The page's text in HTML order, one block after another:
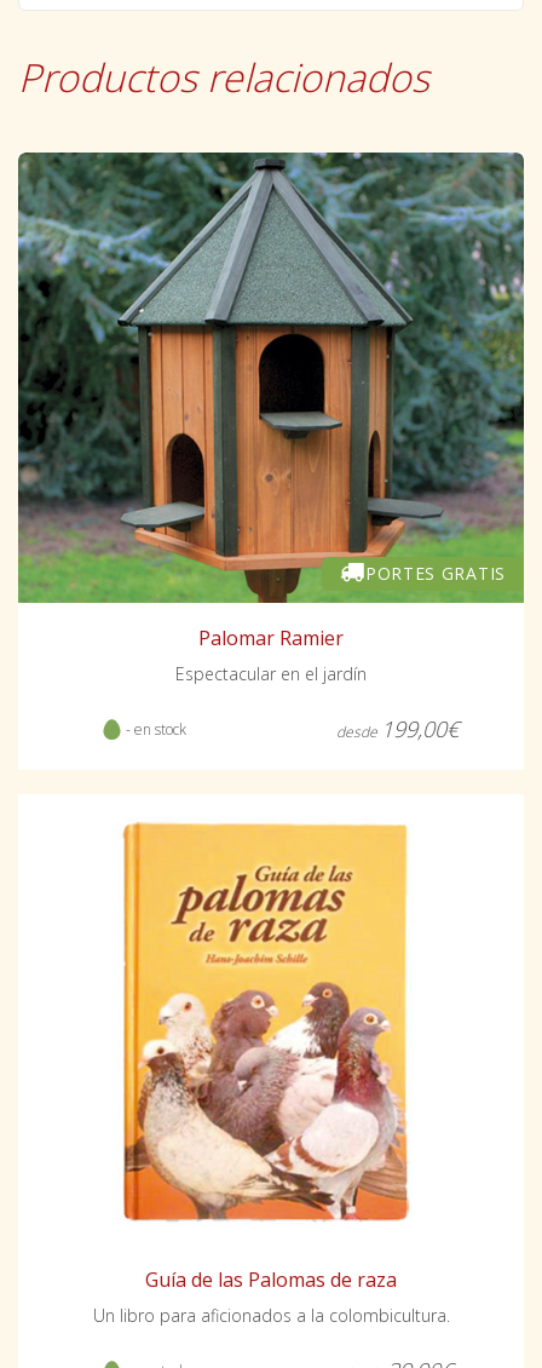
Productos relacionados
PORTES GRATIS
Palomar Ramier
Espectacular en el jardín
- en stock desde 199,00€
Guía de las Palomas de raza
Un libro para aficionados a la colombicultura.